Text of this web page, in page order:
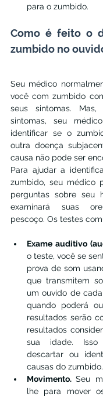
para o zumbido.
Como é feito o
zumbido no
Seu médico
você com zumbido
seus sintomas.
sintomas, seu
identificar se o
outra doença
causa não pode ser
Para ajudar a
zumbido, seu médico
perguntas sobre seu
examinará suas
pescoço. Os testes
Exame auditivo
o teste, você se
prova de som
que transmitem
um ouvido de
quando poderá
resultados serão
resultados
sua idade.
descartar ou
causas do zumbido.
Movimento. Seu
lhe para mover